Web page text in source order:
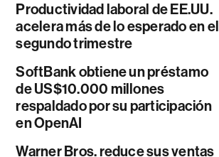
Productividad laboral de EE.UU.
acelera más de lo esperado en el
segundo trimestre
SoftBank obtiene un préstamo
de US$10.000 millones
respaldado por su participación
en OpenAI
Warner Bros. reduce sus ventas